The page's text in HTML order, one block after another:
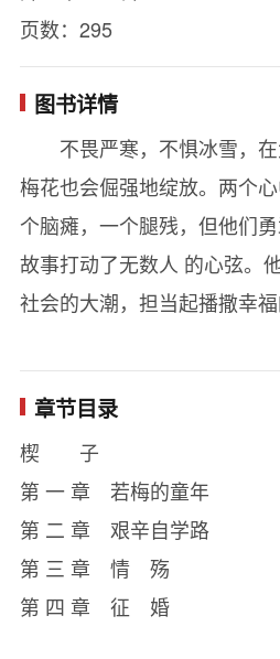
页数：295
图书详情
不畏严寒，不惧冰雪，在
梅花也会倔强地绽放。两个
个脑瘫，一个腿残，但他们
故事打动了无数人 的心弦。
社会的大潮，担当起播撒幸
疾人朋友的心中埋下了爱的
世界没有残缺，每个人都像
地挥洒自己的芬芳，这个世界
章节目录
楔 子
第 一 章 若梅的童年
第 二 章 艰辛自学路
第 三 章 情 殇
第 四 章 征 婚